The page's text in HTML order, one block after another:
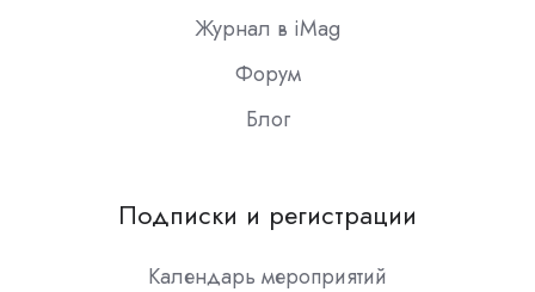
Журнал в iMag
Форум
Блог
Подписки и регистрации
Календарь мероприятий